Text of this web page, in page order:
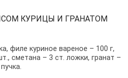
КУРИЦЫ И ГРАНАТОМ
филе куриное вареное – 100 г,
сметана – 3 ст. ложки, гранат –